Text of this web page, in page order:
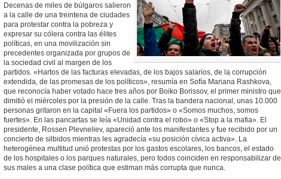
Decenas de miles de búlgaros salieron
a la calle de una treintena de ciudades
para protestar contra la pobreza y
expresar su cólera contra las élites
políticas, en una movilización sin
precedentes organizada por grupos de
la sociedad civil al margen de los
partidos. «Hartos de las facturas elevadas, de los bajos salarios, de la corrupción
extendida, de las promesas de los políticos», resumía en Sofía Mariana Rashkova,
que reconocía haber votado hace tres años por Boiko Borissov, el primer ministro que
dimitió el miércoles por la presión de la calle. Tras la bandera nacional, unas 10.000
personas gritaron en la capital «Fuera los partidos» o «Somos muchos, somos
fuertes». En las pancartas se leía «Unidad contra el robo» o «Stop a la mafia». El
presidente, Rossen Plevneliev, apareció ante los manifestantes y fue recibido por un
concierto de silbidos mientras les agradecía «su posición cívica activa». La
heterogénea multitud unió protestas por los gastos escolares, los bancos, el estado
de los hospitales o los parques naturales, pero todos coinciden en responsabilizar de
sus males a una clase política que estiman más corrupta que nunca.